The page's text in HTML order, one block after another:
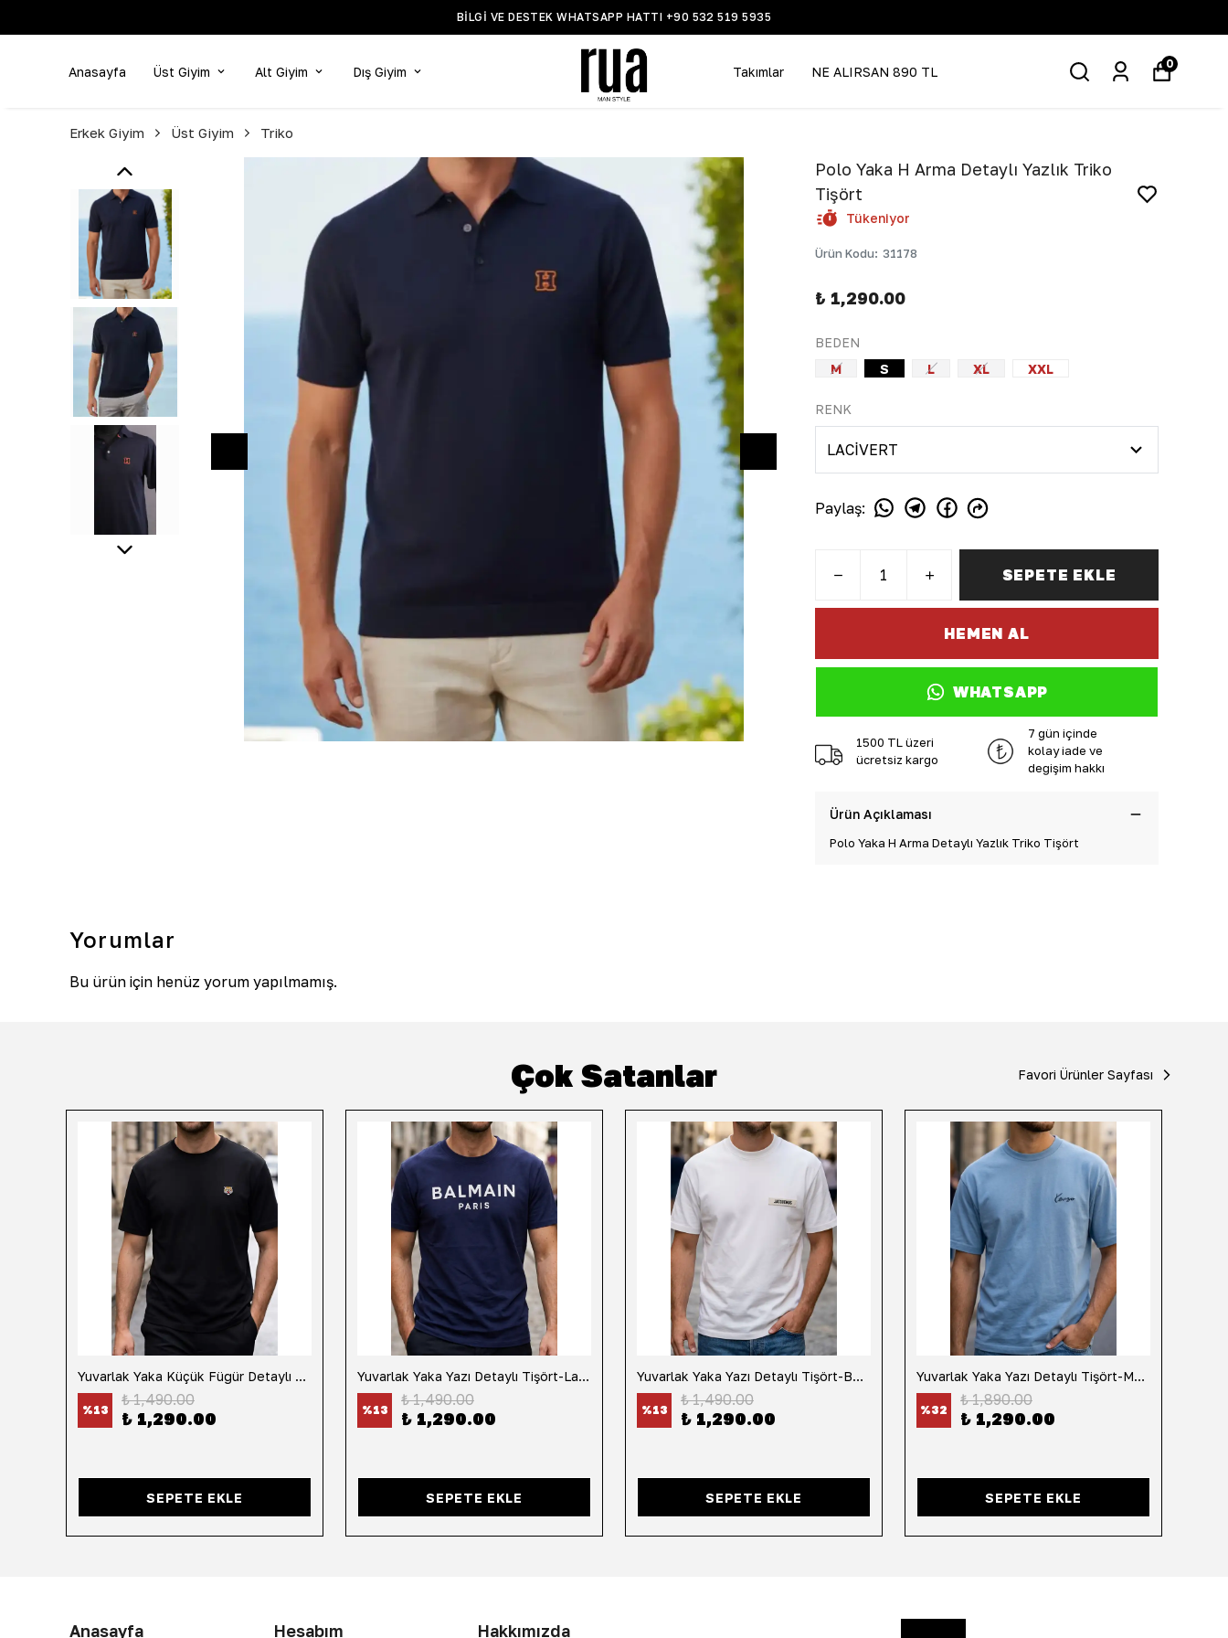
BİLGİ VE DESTEK WHATSAPP HATTI +90 532 519 5935
Anasayfa Üst Giyim Alt Giyim Dış Giyim Takımlar NE ALIRSAN 890 TL
0
Erkek Giyim Üst Giyim Triko
Polo Yaka H Arma Detaylı Yazlık Triko
Tişört
Tükeniyor
Ürün Kodu: 31178
₺ 1,290.00
BEDEN
M
S L XL XXL
RENK
Paylaş:
SEPETE EKLE
HEMEN AL
WHATSAPP
1500 TL üzeri
ücretsiz kargo
7 gün içinde
kolay iade ve
değişim hakkı
Ürün Açıklaması
Polo Yaka H Arma Detaylı Yazlık Triko Tişört
Yorumlar
Bu ürün için henüz yorum yapılmamış.
Çok Satanlar Favori Ürünler Sayfası
Yuvarlak Yaka Küçük Fügür Detaylı Tişört-Siyah
%13
₺ 1,490.00
₺ 1,290.00
SEPETE EKLE
Yuvarlak Yaka Yazı Detaylı Tişört-Lacivert
%13
₺ 1,490.00
₺ 1,290.00
SEPETE EKLE
Yuvarlak Yaka Yazı Detaylı Tişört-Beyaz
%13
₺ 1,490.00
₺ 1,290.00
SEPETE EKLE
Yuvarlak Yaka Yazı Detaylı Tişört-Mavi
%32
₺ 1,890.00
₺ 1,290.00
SEPETE EKLE
Anasayfa Hesabım Hakkımızda